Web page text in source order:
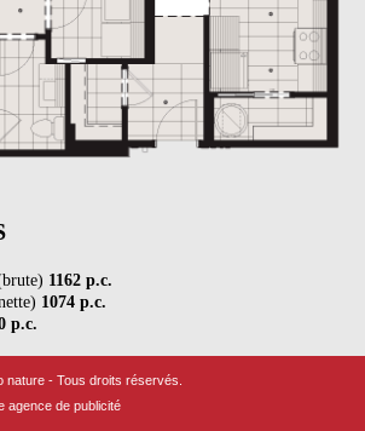
1162 p.c.
1074 p.c.
p.c.
nature - Tous droits réservés.
agence de publicité